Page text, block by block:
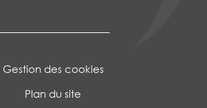
Gestion des cookies
Plan du site